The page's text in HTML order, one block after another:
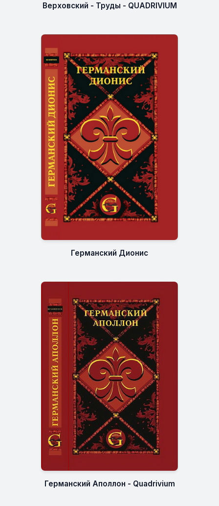
Верховский - Труды - QUADRIVIUM
Германский Дионис
Германский Аполлон - Quadrivium